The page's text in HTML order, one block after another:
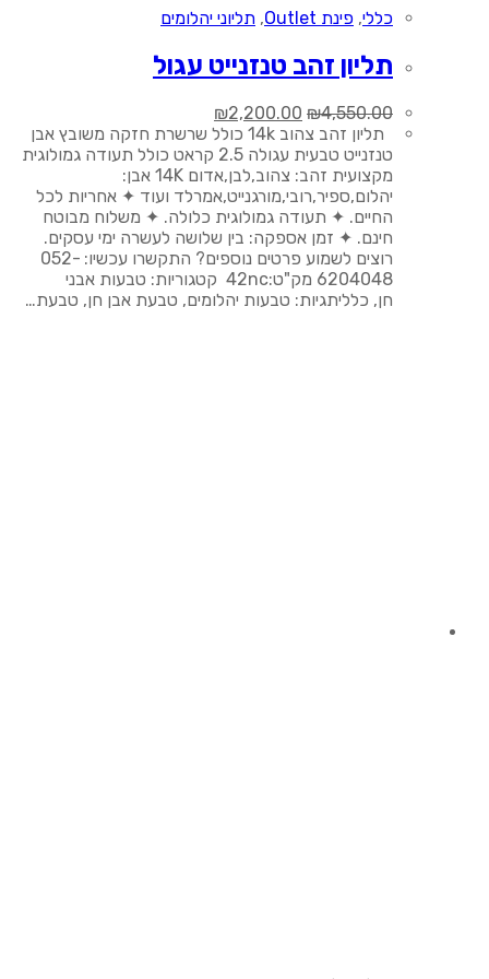
כללי, פינת Outlet , תליוני יהלומים
תליון זהב טנזנייט עגול
₪4,550.00
המחיר
המקורי
היה:
₪4,550.00.
₪2,200.00
הנוכחי
הוא:
₪2,200.00.
תליון זהב צהוב 14k כולל שרשרת חזקה משובץ אבן
טנזנייט טבעית עגולה 2.5 קראט כולל תעודה גמולוגית
מקצועית זהב: צהוב,לבן,אדום 14K אבן:
יהלום,ספיר,רובי,מורגנייט,אמרלד ועוד ✦ אחריות לכל
החיים. ✦ תעודה גמולוגית כלולה. ✦ משלוח מבוטח
חינם. ✦ זמן אספקה: בין שלושה לעשרה ימי עסקים.
רוצים לשמוע פרטים נוספים? התקשרו עכשיו: 052-
6204048 מק"ט:42nc קטגוריות: טבעות אבני
חן, כלליתגיות: טבעות יהלומים, טבעת אבן חן, טבעת…